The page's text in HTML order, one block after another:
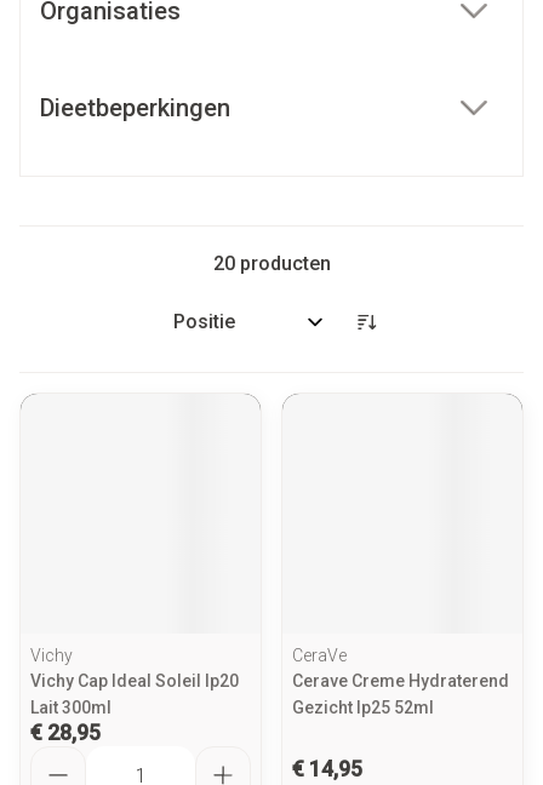
Organisaties
Dieetbeperkingen
20producten
Sorteer op:
Vichy
Vichy Cap Ideal Soleil Ip20
Lait 300ml
€ 28,95
CeraVe
Cerave Creme Hydraterend
Gezicht Ip25 52ml
€ 14,95